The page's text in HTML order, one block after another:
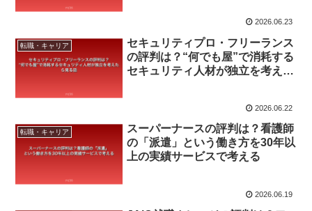
2026.06.23
転職・キャリア
セキュリティプロ・フリーランス
の評判は？“何でも屋”で消耗する
セキュリティ人材が独立を考えた
2026.06.22
転職・キャリア
スーパーナースの評判は？看護師
の「派遣」という働き方を30年以
上の実績サービスで考える
2026.06.19